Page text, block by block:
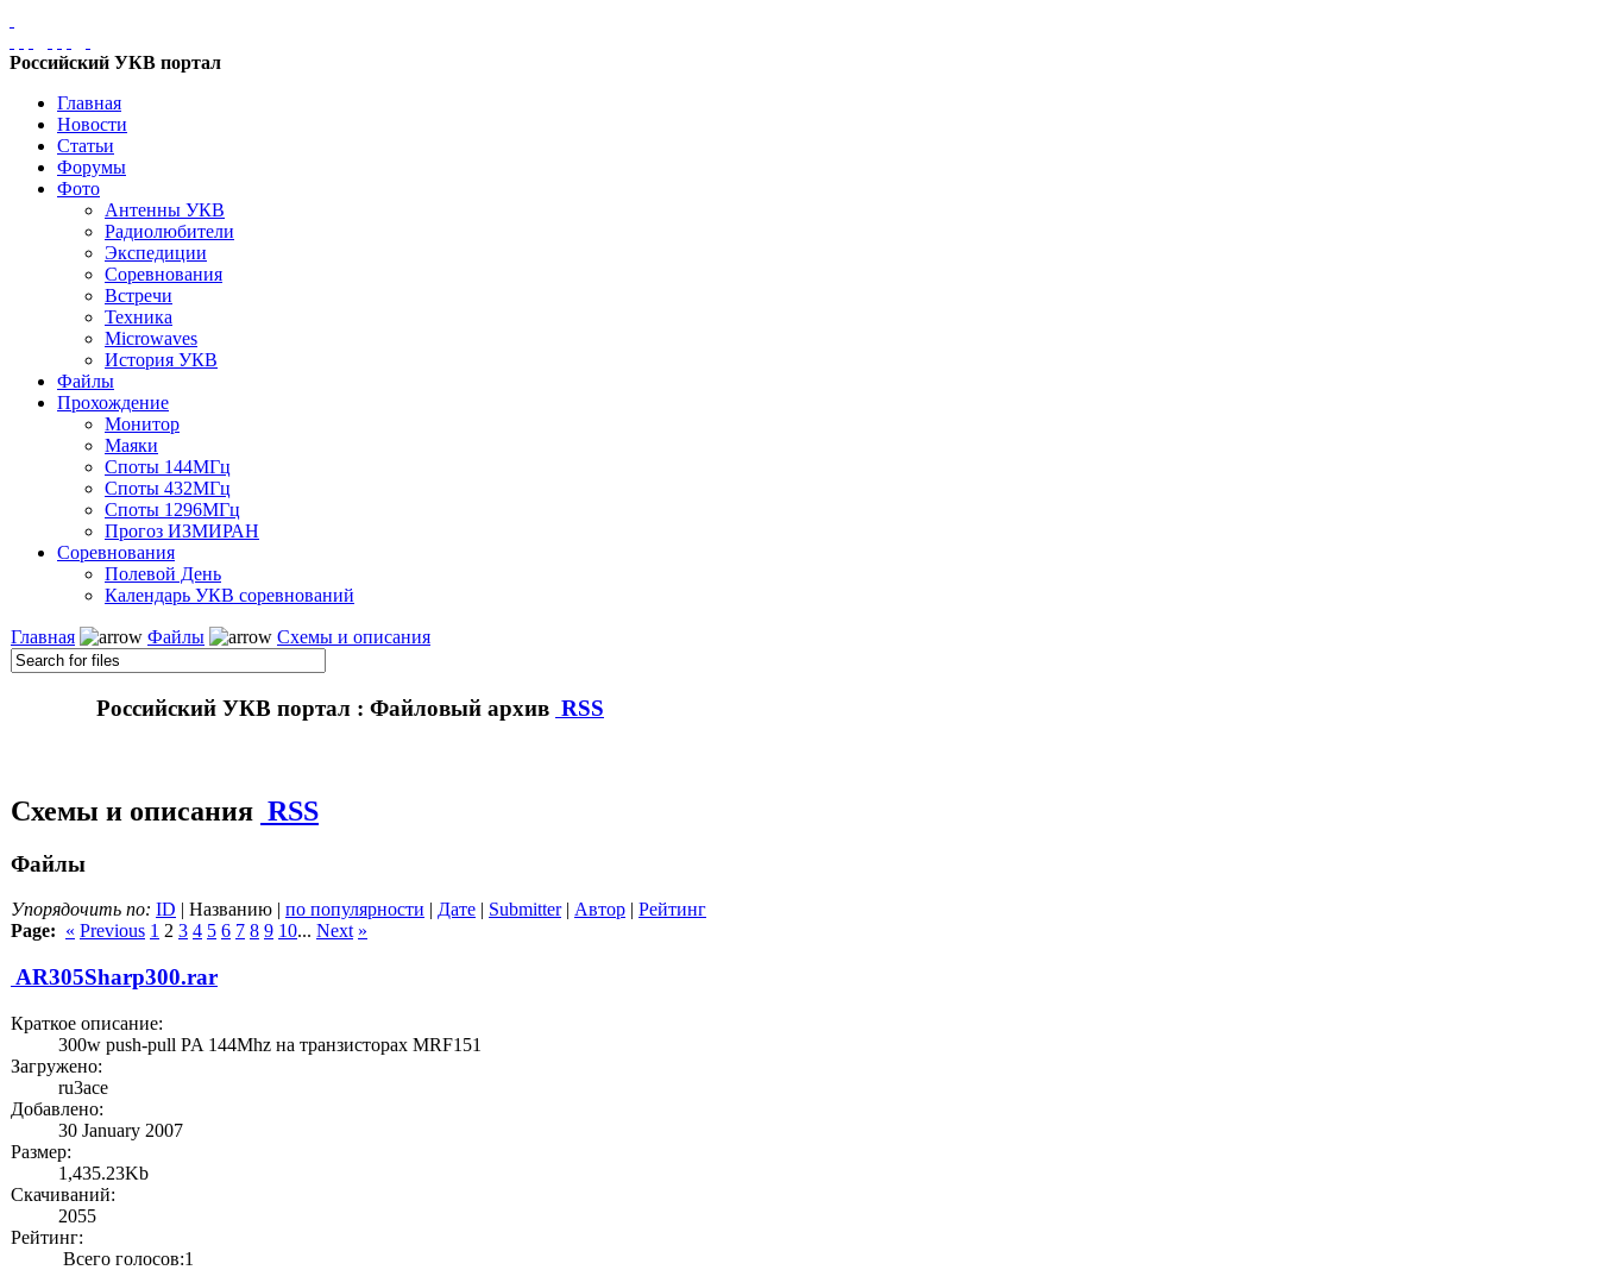
Российский УКВ портал
Главная
Новости
Статьи
Форумы
Фото
Антенны УКВ
Радиолюбители
Экспедиции
Соревнования
Встречи
Техника
Microwaves
История УКВ
Файлы
Прохождение
Монитор
Маяки
Споты 144МГц
Споты 432МГц
Споты 1296МГц
Прогоз ИЗМИРАН
Соревнования
Полевой День
Календарь УКВ соревнований
Главная Файлы Схемы и описания
Российский УКВ портал : Файловый архив RSS
Схемы и описания RSS
Файлы
Упорядочить по: ID | Названию | по популярности | Дате | Submitter| Автор | Рейтинг
Page: « Previous 1 2 3 4 5 6 7 8 9 10... Next »
AR305Sharp300.rar
Краткое описание:
300w push-pull PA 144Mhz на транзисторах MRF151
Загружено:
ru3ace
Добавлено:
30 January 2007
Размер:
1,435.23Kb
Скачиваний:
2055
Рейтинг:
Всего голосов:1